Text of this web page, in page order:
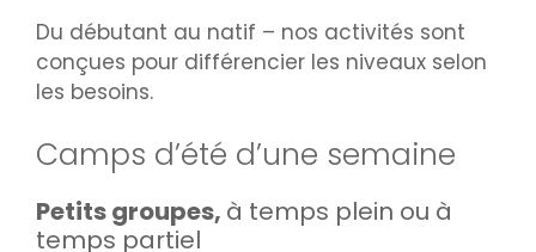
Du débutant au natif – nos activités sont
conçues pour différencier les niveaux selon
les besoins.
Camps d’été d’une semaine
Petits groupes, à temps plein ou à
temps partiel